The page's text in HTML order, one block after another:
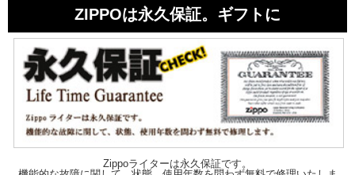
ZIPPOは永久保証。ギフトに
Zippoライターは永久保証です。